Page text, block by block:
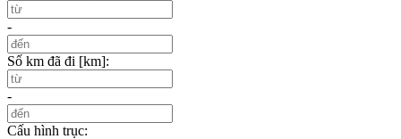
-
Số km đã đi [km]:
-
Cấu hình trục: